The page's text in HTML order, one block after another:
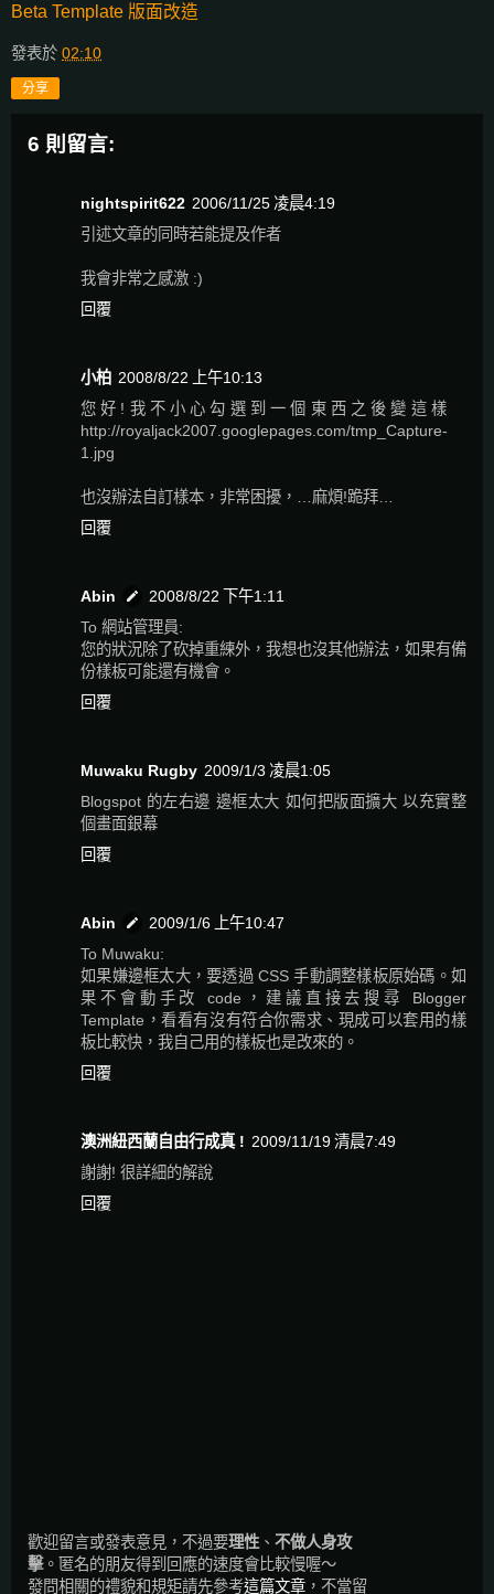
Beta Template 版面改造
發表於 02:10
分享
6 則留言:
nightspirit622 2006/11/25 凌晨4:19
引述文章的同時若能提及作者
我會非常之感激 :)
回覆
小柏 2008/8/22 上午10:13
您好!我不小心勾選到一個東西之後變這樣
http://royaljack2007.googlepages.com/tmp_Capture-
1.jpg
也沒辦法自訂樣本，非常困擾，…麻煩!跪拜…
回覆
Abin
2008/8/22 下午1:11
To 網站管理員:
您的狀況除了砍掉重練外，我想也沒其他辦法，如果有備
份樣板可能還有機會。
回覆
Muwaku Rugby 2009/1/3 凌晨1:05
Blogspot 的左右邊 邊框太大 如何把版面擴大 以充實整
個畫面銀幕
回覆
Abin
2009/1/6 上午10:47
To Muwaku:
如果嫌邊框太大，要透過 CSS 手動調整樣板原始碼。如
果不會動手改 code，建議直接去搜尋 Blogger
Template，看看有沒有符合你需求、現成可以套用的樣
板比較快，我自己用的樣板也是改來的。
回覆
澳洲紐西蘭自由行成真 ! 2009/11/19 清晨7:49
謝謝! 很詳細的解說
回覆
歡迎留言或發表意見，不過要理性、 不做人身攻
擊。匿名的朋友得到回應的速度會比較慢喔～
發問相關的禮貌和規矩請先參考這篇文章 ，不當留